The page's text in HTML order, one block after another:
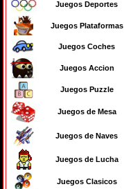
Juegos Deportes
Juegos Plataformas
Juegos Coches
Juegos Accion
Juegos Puzzle
Juegos de Mesa
Juegos de Naves
Juegos de Lucha
Juegos Clasicos